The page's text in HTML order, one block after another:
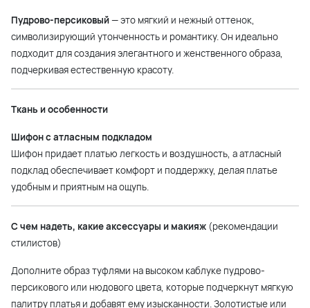
Пудрово-персиковый— это мягкий и нежный оттенок,
символизирующий утонченность и романтику. Он идеально
подходит для создания элегантного и женственного образа,
подчеркивая естественную красоту.
Ткань и особенности
Шифон с атласным подкладом
Шифон придает платью легкость и воздушность, а атласный
подклад обеспечивает комфорт и поддержку, делая платье
удобным и приятным на ощупь.
С чем надеть, какие аксессуары и макияж (рекомендации
стилистов)
Дополните образ туфлями на высоком каблуке пудрово-
персикового или нюдового цвета, которые подчеркнут мягкую
палитру платья и добавят ему изысканности. Золотистые или